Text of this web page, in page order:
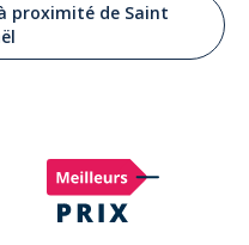
proximité de Saint